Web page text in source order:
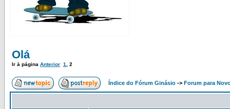
Olá
Ir à página Anterior 1 2
Índice do Fórum Ginásio -> Forum para